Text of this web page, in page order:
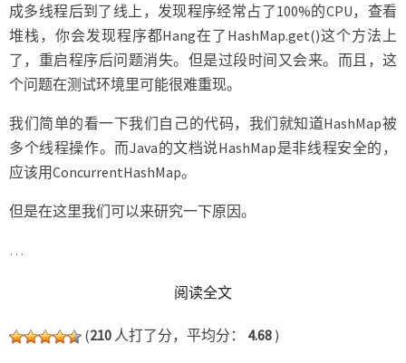
成多线程后到了线上，发现程序经常占了100%的CPU，查看
堆栈，你会发现程序都Hang在了HashMap.get()这个方法上
了，重启程序后问题消失。但是过段时间又会来。而且，这
个问题在测试环境里可能很难重现。
我们简单的看一下我们自己的代码，我们就知道HashMap被
多个线程操作。而Java的文档说HashMap是非线程安全的，
应该用ConcurrentHashMap。
但是在这里我们可以来研究一下原因。
…
阅读全文READ MORE
(210 人打了分，平均分： 4.68 )